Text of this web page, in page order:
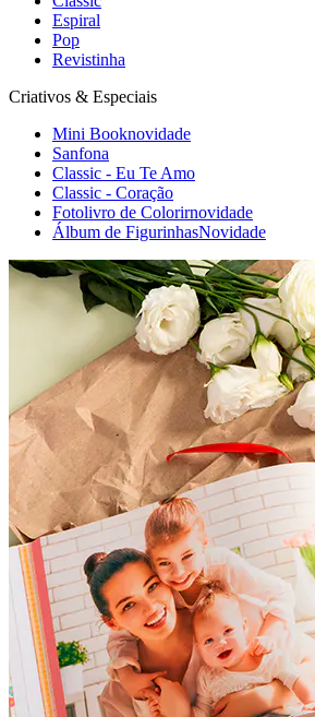
Espiral
Pop
Revistinha
Criativos & Especiais
Mini Booknovidade
Sanfona
Classic - Eu Te Amo
Classic - Coração
Fotolivro de Colorirnovidade
Álbum de FigurinhasNovidade